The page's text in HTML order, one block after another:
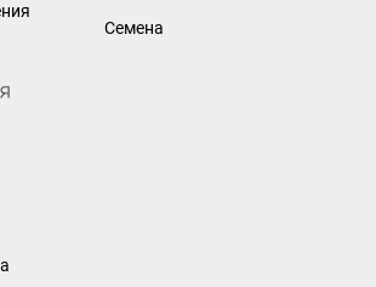
Семена